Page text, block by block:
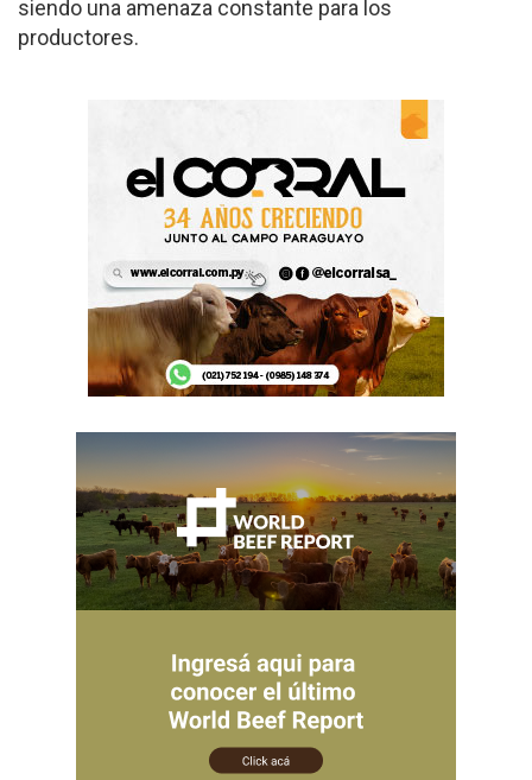
siendo una amenaza constante para los
productores.